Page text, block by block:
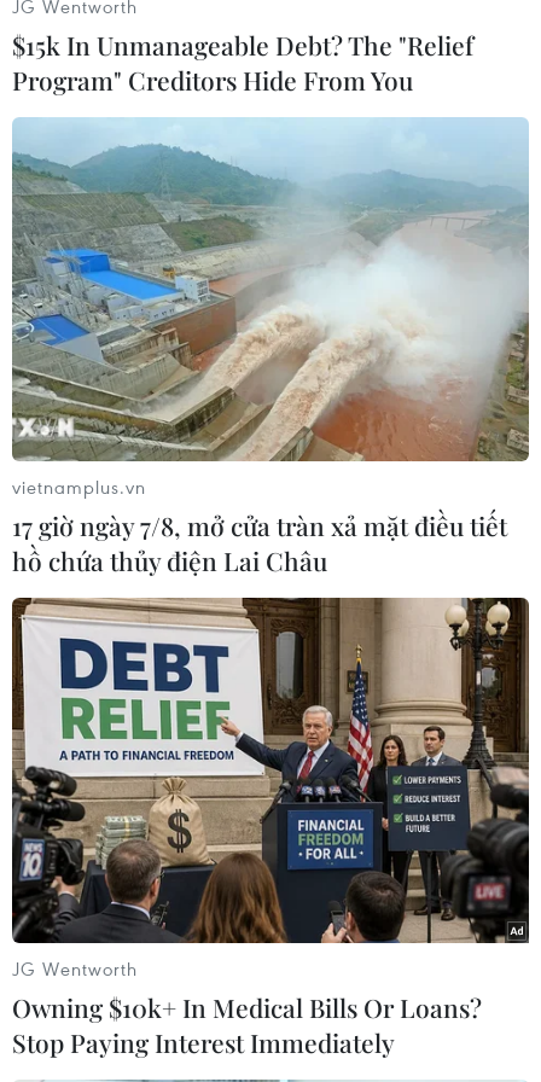
Tuy nhiên, theo chuyên gia kinh tế Matt
Robinson, thảm họa động đất vàsóng thần tại
Nhật Bản có thể ảnh hưởng tới sự phát triển
kinh tế của Hàn Quốctrong hai quý đầu năm, do
tình trạng thiếu hụt nguồn cung linh kiện từ
Nhật Bản.
Nhưng đổi lại, việc nhu cầu toàn cầu đối với các
sản phẩm của Nhật Bảnkhông được đáp ứng có
thể mang lại cơ hội gia tăng thị phần cho các
hãng điệntử, ôtô và công nghiệp nặng của Hàn
Quốc./.
Phương Thảo (TTXVN/Vietnam+)
#Nhật Bản
#Kinh tế
Hàn Quốc
JG Wentworth
$15k In Unmanageable Debt? The "Relief
Program" Creditors Hide From You
vietnamplus.vn
17 giờ ngày 7/8, mở cửa tràn xả mặt điều tiết
hồ chứa thủy điện Lai Châu
JG Wentworth
Owning $10k+ In Medical Bills Or Loans?
Stop Paying Interest Immediately